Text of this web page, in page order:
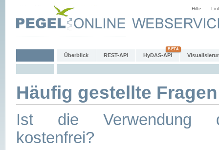
Hilfe
Überblick REST-API HyDAS-API
Häufig gestellte
Ist die Verwendung
kostenfrei?